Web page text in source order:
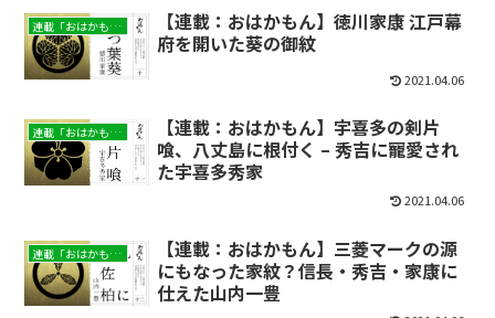
連載「おはかもん」
【連載：おはかもん】徳川家康 江戸幕
府を開いた葵の御紋
2021.04.06
連載「おはかもん」
【連載：おはかもん】宇喜多の剣片
喰、八丈島に根付く – 秀吉に寵愛され
た宇喜多秀家
2021.04.06
連載「おはかもん」
【連載：おはかもん】三菱マークの源
にもなった家紋？信長・秀吉・家康に
仕えた山内一豊